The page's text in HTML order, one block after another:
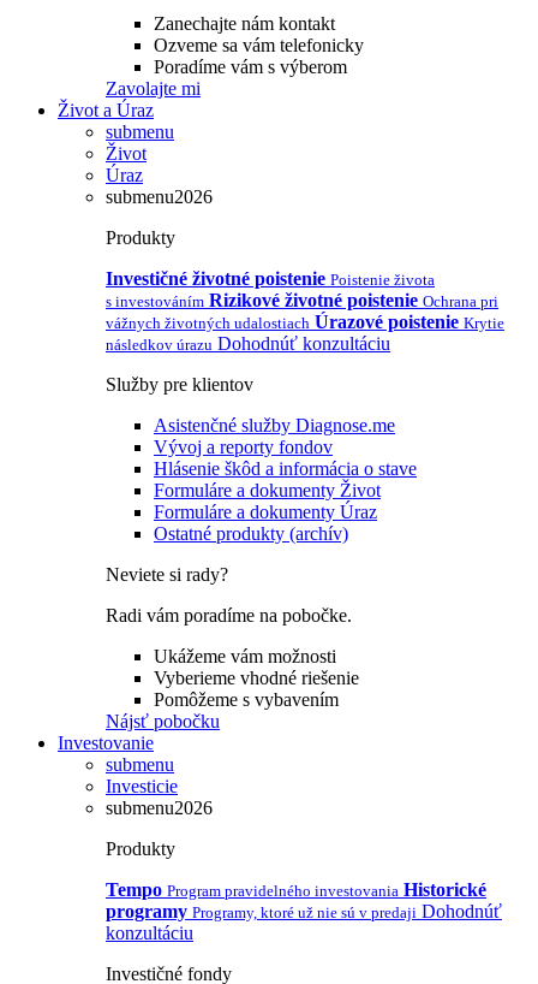
Zanechajte nám kontakt
Ozveme sa vám telefonicky
Poradíme vám s výberom
Zavolajte mi
Život a Úraz
submenu
Život
Úraz
submenu2026
Produkty
Investičné životné poistenie Poistenie života
s investováním Rizikové životné poistenie Ochrana pri
vážnych životných udalostiach Úrazové poistenie Krytie
následkov úrazu Dohodnúť konzultáciu
Služby pre klientov
Asistenčné služby Diagnose.me
Vývoj a reporty fondov
Hlásenie škôd a informácia o stave
Formuláre a dokumenty Život
Formuláre a dokumenty Úraz
Ostatné produkty (archív)
Neviete si rady?
Radi vám poradíme na pobočke.
Ukážeme vám možnosti
Vyberieme vhodné riešenie
Pomôžeme s vybavením
Nájsť pobočku
Investovanie
submenu
Investicie
submenu2026
Produkty
Tempo Program pravidelného investovania Historické
programy Programy, ktoré už nie sú v predaji Dohodnúť
konzultáciu
Investičné fondy